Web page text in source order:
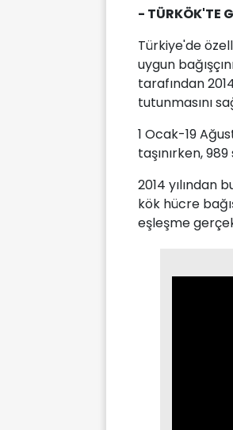
- TÜRKÖK'TE
Türkiye'de
uygun
tarafından
tutunmasını
1 Ocak-19
taşınırken,
2014 yılından
kök hücre
eşleşme